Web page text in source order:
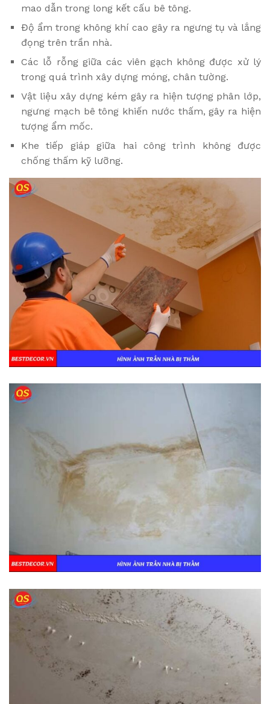
mao dẫn trong long kết cấu bê tông.
Độ ẩm trong không khí cao gây ra ngưng tụ và lắng
đọng trên trần nhà.
Các lỗ rỗng giữa các viên gạch không được xử lý
trong quá trình xây dựng móng, chân tường.
Vật liệu xây dựng kém gây ra hiện tượng phân lớp,
ngưng mạch bê tông khiến nước thấm, gây ra hiện
tượng ẩm mốc.
Khe tiếp giáp giữa hai công trình không được
chống thấm kỹ lưỡng.